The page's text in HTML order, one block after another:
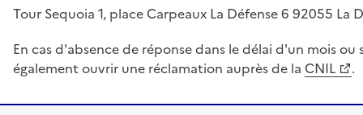
Tour Sequoia 1, place Carpeaux La Défense 6 92055 La
En cas d'absence de réponse dans le délai d'un mois
également ouvrir une réclamation auprès de la CNIL .